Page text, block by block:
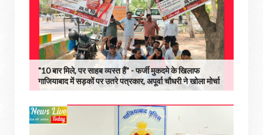
"10 बार मिले, पर साहब व्यस्त हैं" - फर्जी मुकदमे के खिलाफ
गाजियाबाद में सड़कों पर उतरे पत्रकार, अपूर्वा चौधरी ने खोला मोर्चा